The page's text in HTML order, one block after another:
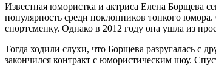
Известная юмористка и актриса Елена Борщева
популярность среди поклонников тонкого
спортсменку. Однако в 2012 году она ушла из
Тогда ходили слухи, что Борщева разругалась с
закончился контракт с юмористическим шоу.